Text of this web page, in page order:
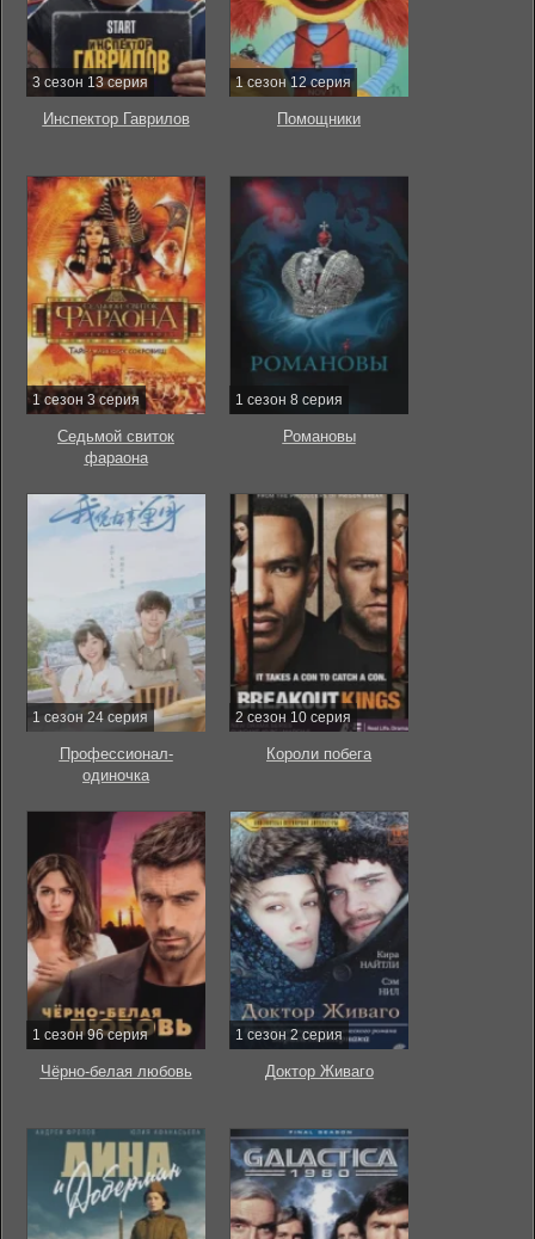
3 сезон 13 серия
Инспектор Гаврилов
1 сезон 12 серия
Помощники
1 сезон 3 серия
Седьмой свиток
фараона
1 сезон 8 серия
Романовы
1 сезон 24 серия
Профессионал-
одиночка
2 сезон 10 серия
Короли побега
1 сезон 96 серия
Чёрно-белая любовь
1 сезон 2 серия
Доктор Живаго